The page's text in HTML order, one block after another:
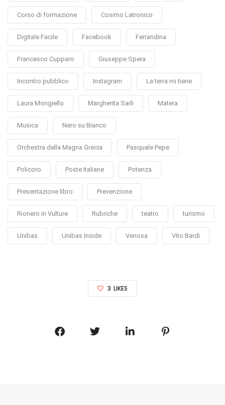
Corso di formazione Cosimo Latronico
Digitale Facile Facebook Ferrandina
Francesco Cupparo Giuseppe Spera
Incontro pubblico Instagram La terra mi tiene
Laura Mongiello Margherita Sarli Matera
Musica Nero su Bianco
Orchestra della Magna Grecia Pasquale Pepe
Policoro Poste Italiane Potenza
Presentazione libro Prevenzione
Rionero in Vulture Rubriche teatro turismo
Unibas Unibas Inside Venosa Vito Bardi
3 LIKES